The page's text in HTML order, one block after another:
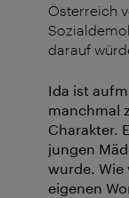
Österreich
darauf
Ida ist
manchmal
Charakter.
jungen
wurde. Wie
eigenen